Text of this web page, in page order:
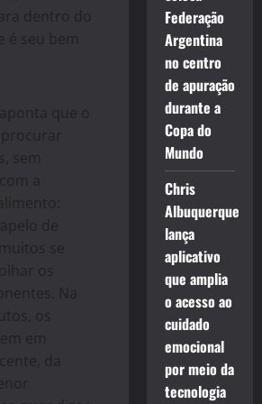
dentro do
é seu bem
que o
sem
a
de
se
os
Na
os
em
da
Federação
Argentina
no centro
de apuração
durante a
Copa do
Mundo
Chris
Albuquerque
lança
aplicativo
que amplia
o acesso ao
cuidado
emocional
por meio da
tecnologia